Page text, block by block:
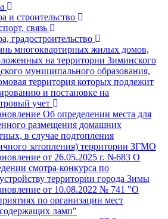
и строительство
связь
градостроительство
многоквартирных жилых домов,
на территории Зиминского
муниципального образования,
территория которых подлежит
и постановке на
учет
Об определении места для
размещения домашних
в случае подтопления
затопления) территории ЗГМО
от 26.05.2025 г. №683 О
смотра-конкурса по
территории города Зимы
от 10.08.2022 № 741 "О
по организации мест
ламп"